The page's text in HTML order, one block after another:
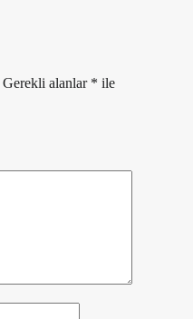
Gerekli alanlar * ile